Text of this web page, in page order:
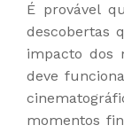
É provável
descobertas
impacto dos
deve
momentos